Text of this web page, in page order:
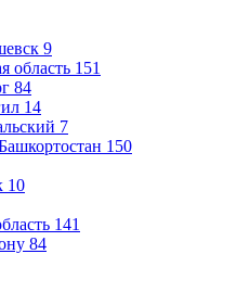
9
область 151
84
14
7
150
10
141
84